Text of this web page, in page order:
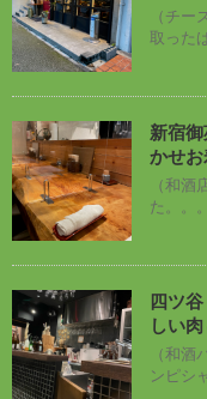
（チ
取った
新宿
かせお
（和
た。。
四ツ
しい
（和
ンピシ